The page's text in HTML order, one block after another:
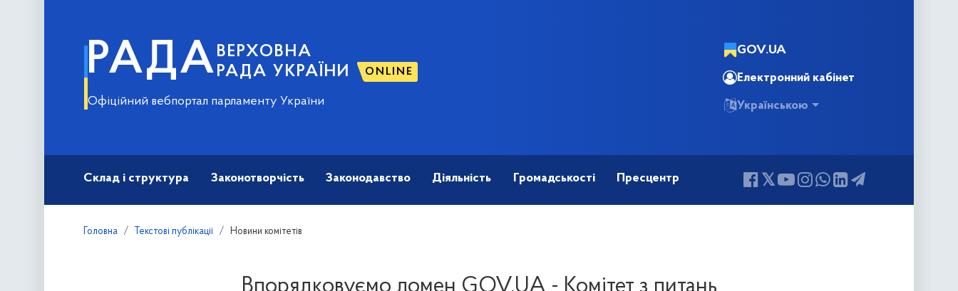
РАДА ВЕРХОВНА
РАДА УКРАЇНИ
ONLINE
Офіційний вебпортал парламенту України
GOV.UA
Електронний кабінет
Українською
Склад і структура Законотворчість Законодавство Діяльність Громадськості Пресцентр
Головна Текстові публікації Новини комітетів